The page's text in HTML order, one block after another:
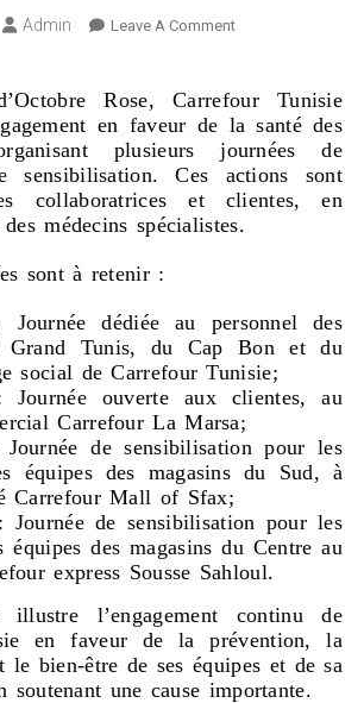
Admin Leave A Comment
Rose, Carrefour Tunisie
en faveur de la santé des
plusieurs journées de
sensibilisation. Ces actions sont
collaboratrices et clientes, en
médecins spécialistes.
sont à retenir :
dédiée au personnel des
Grand Tunis, du Cap Bon et du
social de Carrefour Tunisie;
ouverte aux clientes, au
Carrefour La Marsa;
de sensibilisation pour les
équipes des magasins du Sud, à
Carrefour Mall of Sfax;
Journée de sensibilisation pour les
équipes des magasins du Centre au
express Sousse Sahloul.
l’engagement continu de
en faveur de la prévention, la
le bien-être de ses équipes et de sa
soutenant une cause importante.